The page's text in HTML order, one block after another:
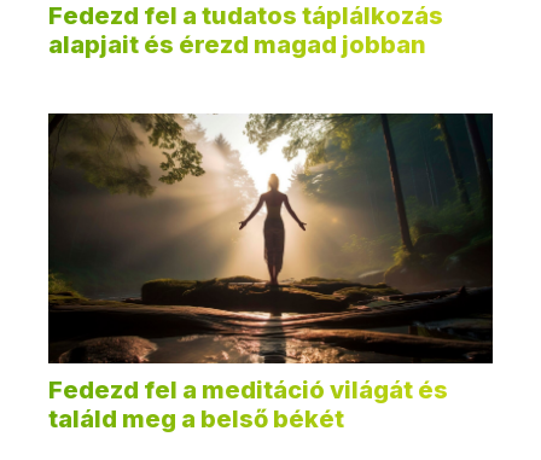
Fedezd fel a tudatos táplálkozás
alapjait és érezd magad jobban
Fedezd fel a meditáció világát és
találd meg a belső békét